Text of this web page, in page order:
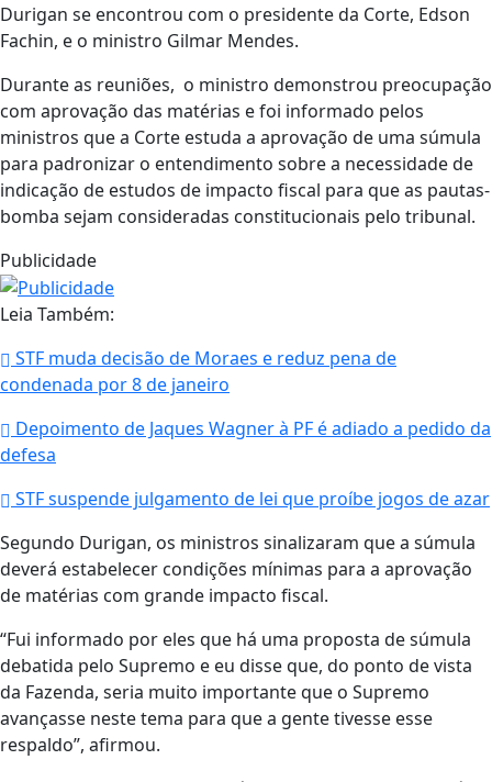
Durigan se encontrou com o presidente da Corte, Edson
Fachin, e o ministro Gilmar Mendes.
Durante as reuniões, o ministro demonstrou preocupação
com aprovação das matérias e foi informado pelos
ministros que a Corte estuda a aprovação de uma súmula
para padronizar o entendimento sobre a necessidade de
indicação de estudos de impacto fiscal para que as pautas-
bomba sejam consideradas constitucionais pelo tribunal.
Publicidade
Leia Também:
STF muda decisão de Moraes e reduz pena de
condenada por 8 de janeiro
Depoimento de Jaques Wagner à PF é adiado a pedido da
defesa
STF suspende julgamento de lei que proíbe jogos de azar
Segundo Durigan, os ministros sinalizaram que a súmula
deverá estabelecer condições mínimas para a aprovação
de matérias com grande impacto fiscal.
“Fui informado por eles que há uma proposta de súmula
debatida pelo Supremo e eu disse que, do ponto de vista
da Fazenda, seria muito importante que o Supremo
avançasse neste tema para que a gente tivesse esse
respaldo”, afirmou.